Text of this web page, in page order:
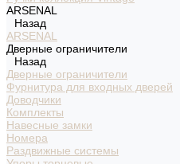
ARSENAL
Назад
ARSENAL
Дверные ограничители
Назад
Дверные ограничители
Фурнитура для входных дверей
Доводчики
Комплекты
Навесные замки
Номера
Раздвижные системы